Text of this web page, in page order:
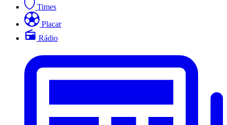
Times
Placar
Rádio